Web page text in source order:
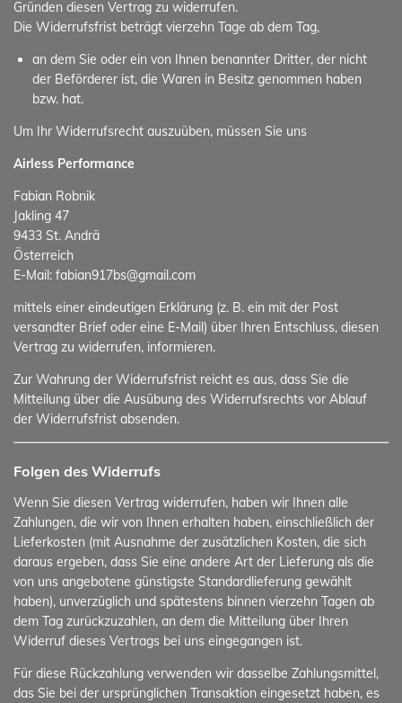
Gründen diesen Vertrag zu widerrufen.
Die Widerrufsfrist beträgt vierzehn Tage ab dem Tag,
an dem Sie oder ein von Ihnen benannter Dritter, der nicht
der Beförderer ist, die Waren in Besitz genommen haben
bzw. hat.
Um Ihr Widerrufsrecht auszuüben, müssen Sie uns
Airless Performance
Fabian Robnik
Jakling 47
9433 St. Andrä
Österreich
E-Mail: fabian917bs@gmail.com
mittels einer eindeutigen Erklärung (z. B. ein mit der Post
versandter Brief oder eine E-Mail) über Ihren Entschluss, diesen
Vertrag zu widerrufen, informieren.
Zur Wahrung der Widerrufsfrist reicht es aus, dass Sie die
Mitteilung über die Ausübung des Widerrufsrechts vor Ablauf
der Widerrufsfrist absenden.
Folgen des Widerrufs
Wenn Sie diesen Vertrag widerrufen, haben wir Ihnen alle
Zahlungen, die wir von Ihnen erhalten haben, einschließlich der
Lieferkosten (mit Ausnahme der zusätzlichen Kosten, die sich
daraus ergeben, dass Sie eine andere Art der Lieferung als die
von uns angebotene günstigste Standardlieferung gewählt
haben), unverzüglich und spätestens binnen vierzehn Tagen ab
dem Tag zurückzuzahlen, an dem die Mitteilung über Ihren
Widerruf dieses Vertrags bei uns eingegangen ist.
Für diese Rückzahlung verwenden wir dasselbe Zahlungsmittel,
das Sie bei der ursprünglichen Transaktion eingesetzt haben, es